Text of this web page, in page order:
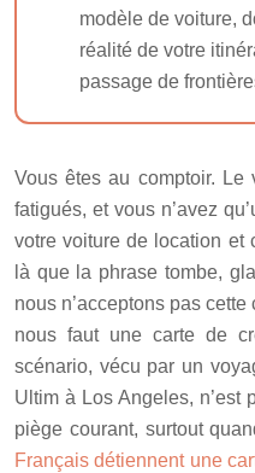
modèle de voiture,
réalité de votre
passage de
Vous êtes au comptoir.
fatigués, et vous n’avez
votre voiture de location et
là que la phrase tombe,
nous n’acceptons pas cette
nous faut une carte de
scénario, vécu par un
Ultim à Los Angeles, n’est
piège courant, surtout
Français détiennent une